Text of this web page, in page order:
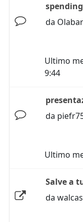
da
Ultimo
9:44
da
Ultimo
Salve a
da